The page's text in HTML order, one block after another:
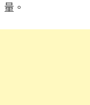
量。